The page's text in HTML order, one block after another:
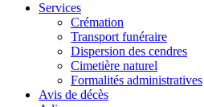
Services
Crémation
Transport funéraire
Dispersion des cendres
Cimetière naturel
Formalités administratives
Avis de décès